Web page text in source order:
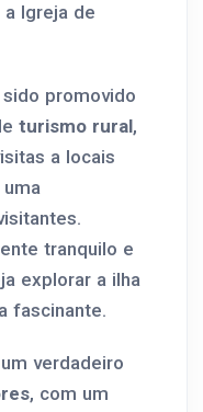
Igreja de
promovido
turismo rural,
a locais
tranquilo e
explorar a ilha
fascinante.
verdadeiro
, com um